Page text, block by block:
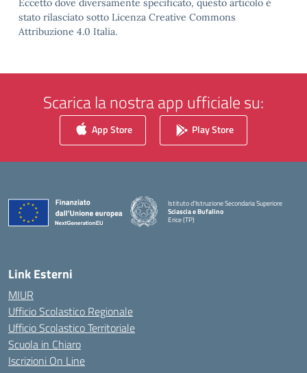
Eccetto dove diversamente specificato, questo articolo è
stato rilasciato sotto Licenza Creative Commons
Attribuzione 4.0 Italia.
Scarica la nostra app ufficiale su:
App Store Play Store
Istituto d'Istruzione Secondaria Superiore
Sciascia e Bufalino
Erice (TP)
Link Esterni
MIUR
Ufficio Scolastico Regionale
Ufficio Scolastico Territoriale
Scuola in Chiaro
Iscrizioni On Line